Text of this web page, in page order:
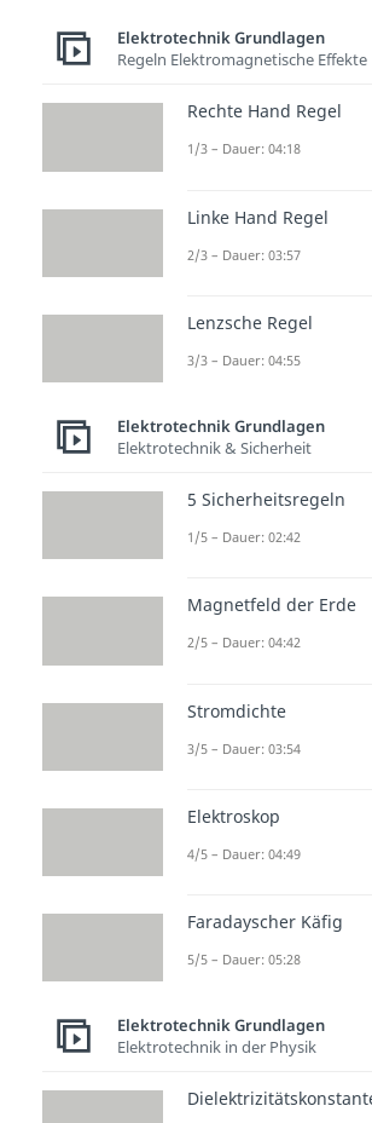
wir einen Punkt
Platte mit und
sich dann für die
zwischen diesen
Hier ist der Betrag
homogen
elektrischen Feldes
beiden Platten. Eine
Potentialdifferenz
elektrische
die zwischen
herrscht.
Wir können aus
erkennen, dass
Potential an der
Platte (Platte A)
Potential an der
Platte (Platte B) ist.
deshalb in
Platte. Allgemein
elektrische Feld–
in die
der das elektrische
schnellsten abnimmt
Elektrotechnik Grundlagen
Regeln Elektromagnetische Effekte
Rechte Hand Regel
1/3 – Dauer: 04:18
Linke Hand Regel
2/3 – Dauer: 03:57
Lenzsche Regel
3/3 – Dauer: 04:55
Elektrotechnik Grundlagen
Elektrotechnik & Sicherheit
5 Sicherheitsregeln
1/5 – Dauer: 02:42
Magnetfeld der Erde
2/5 – Dauer: 04:42
Stromdichte
3/5 – Dauer: 03:54
Elektroskop
4/5 – Dauer: 04:49
Faradayscher Käfig
5/5 – Dauer: 05:28
Elektrotechnik Grundlagen
Elektrotechnik in der Physik